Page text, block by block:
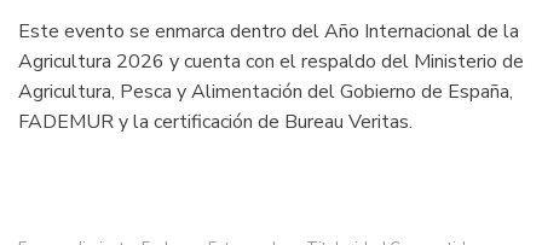
Este evento se enmarca dentro del Año Internacional de la
Agricultura 2026 y cuenta con el respaldo del Ministerio de
Agricultura, Pesca y Alimentación del Gobierno de España,
FADEMUR y la certificación de Bureau Veritas.